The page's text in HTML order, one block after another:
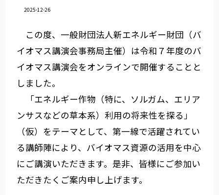
2025-12-26
この度、一般財団法人新エネルギー財団（バ
イオマス講演会事務局主催）は令和７年度のバ
イオマス講演会をオンラインで開催することと
しました。
「エネルギー作物（特に、ソルガム、エリア
ンサスなどの草本系）利用の将来性を探る」
（仮）をテーマとして、第一線で活躍されてい
る講師陣により、バイオマス資源の活用を中心
にご講演いただきます。是非、皆様にご参加い
ただきたくご案内申し上げます。